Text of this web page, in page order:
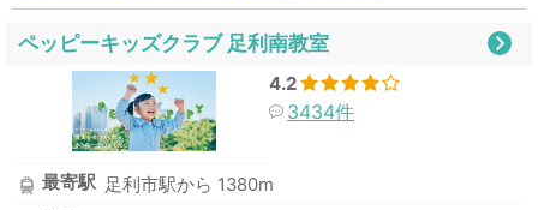
ペッピーキッズクラブ 足利南教室
4.2
3434件
最寄駅 足利市駅から 1380m